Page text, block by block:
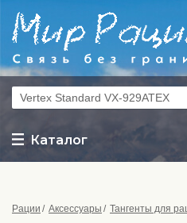
Каталог
Рации Аксессуары Тангенты для